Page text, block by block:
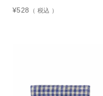
¥528 税込